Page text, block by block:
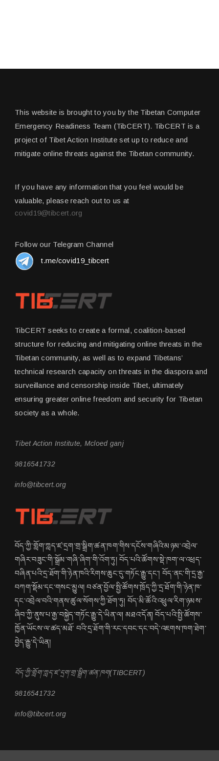
This website is brought to you by the Tibetan Computer
Emergency Readiness Team (TibCERT). TibCERT is a
project of Tibet Action Institute set up to reduce and
mitigate online threats against the Tibetan community.
If you have any information that you feel would be
valuable, please reach out to us at
covid19@tibcert.org
Follow our Telegram Channel
t.me/covid19_tibcert
TibCERT seeks to create a formal, coalition-based
structure for reducing and mitigating online threats in the
Tibetan community, as well as to expand Tibetans’
technical research capacity on threats in the diaspora and
surveillance and censorship inside Tibet, ultimately
ensuring greater online freedom and security for Tibetan
society as a whole.
Tibet Action Institute, Mcloed ganj
9816541732
info@tibcert.org
བོད་ཀྱི་གློག་ཀླད་ཛ་དྲག་གྲ་སྒྲིག་ཚན་ཁག་གིས་དངོས་གཞིའི་མཉམ་འབྲེལ་
གཞིར་བཟུང་གི་སྒྲོམ་གཞི་ཞིག་གི་འོག་ཏུ། བོད་པའི་ཚོགས་སྡེ་ཁག་ལ་འཕྲད་
བཞིན་པའི་དྲ་ཐོག་གི་ཉེན་ཁའི་རིགས་ཆུང་དུ་གཏོང་རྒྱུ་དང་། བོད་ནང་གི་དྲ་རྒྱ་
བཀག་སྡོམ་དང་གསང་མྱུལ། བཙན་བྱོལ་སྤྱི་ཚོགས་ཁྲོད་ཀྱི་དྲ་ཐོག་གི་ཉེན་ཁ་
དང་འབྲེལ་བའི་གནས་ཚུལ་སོགས་ཀྱི་ཐོག་ཏུ། བོད་མི་ཚོའི་འཕྲུལ་རིག་ཉམས་
ཞིབ་ཀྱི་ནུས་པ་རྒྱ་བསྐྱེད་གཏོང་རྒྱུ་དེ་ཡིན་ལ། མཐའ་དོན། བོད་པའི་སྤྱི་ཚོགས་
ཁྱོན་ཡོངས་ལ་ཚད་མཐོ་ བའི་དྲ་ཐོག་གི་རང་དབང་དང་བདེ་འཇགས་ཁག་ཐེག་
བྱེད་རྒྱུ་དེ་ཡིན།
བོད་ཀྱི་གློག་ཀླད་ཛ་དྲག་གྲ་སྒྲིག་ཚན་ཁག(TIBCERT)
9816541732
info@tibcert.org